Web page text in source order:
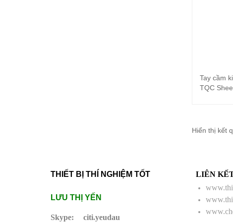
Tay cầm
TQC
Hiển thị kết
THIẾT BỊ THÍ NGHIỆM TỐT
LƯU THỊ YẾN
Skype: citi.yeudau
LIÊN